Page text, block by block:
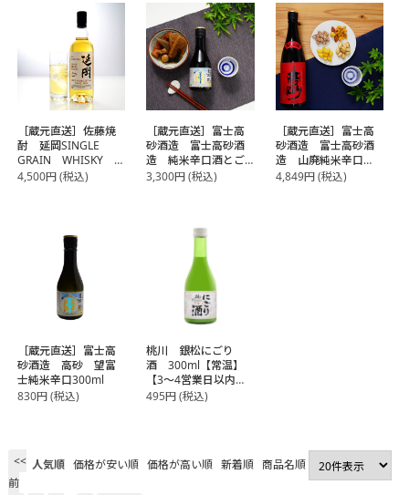
［蔵元直送］佐藤焼
酎 延岡SINGLE
GRAIN WHISKY
700ml【常温】【3～
4,500円(税込)
［蔵元直送］富士高
砂酒造 富士高砂酒
造 純米辛口酒とご
当地静岡おでん缶の
3,300円(税込)
［蔵元直送］富士高
砂酒造 富士高砂酒
造 山廃純米辛口
720mlとおつまみ4種
4,849円(税込)
［蔵元直送］富士高
砂酒造 高砂 望富
士純米辛口300ml
830円(税込)
桃川 銀松にごり
酒 300ml【常温】
【3～4営業日以内に
出荷】
495円(税込)
人気順 価格が安い順 価格が高い順 新着順 商品名順
<<
前